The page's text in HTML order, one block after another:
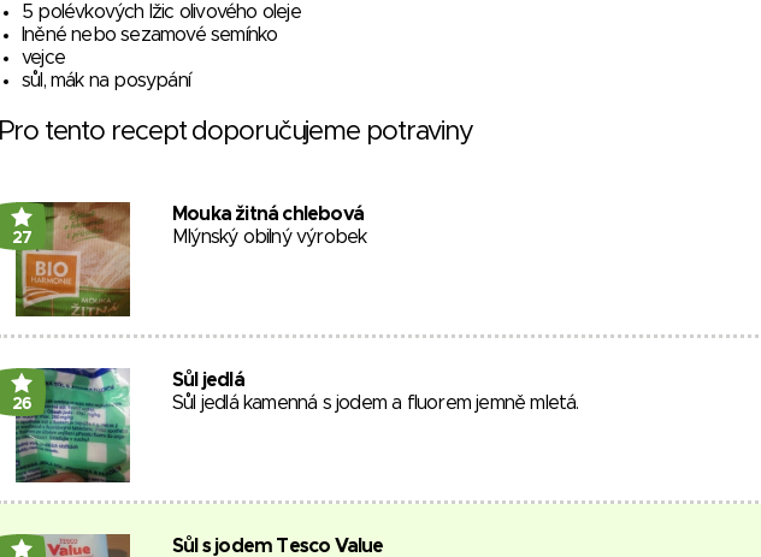
5 polévkových lžic olivového oleje
lněné nebo sezamové semínko
vejce
sůl, mák na posypání
Pro tento recept doporučujeme potraviny
27
Mouka žitná chlebová
Mlýnský obilný výrobek
26
Sůl jedlá
Sůl jedlá kamenná s jodem a fluorem jemně mletá.
Sůl s jodem Tesco Value